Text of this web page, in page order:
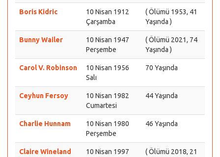
Boris Kidric
10 Nisan 1912
Çarşamba
( Ölümü 1953, 41
Yaşında )
Bunny Wailer
10 Nisan 1947
Perşembe
( Ölümü 2021, 74
Yaşında )
Carol V. Robinson
10 Nisan 1956
Salı
70 Yaşında
Ceyhun Fersoy
10 Nisan 1982
Cumartesi
44 Yaşında
Charlie Hunnam
10 Nisan 1980
Perşembe
46 Yaşında
Claire Wineland
10 Nisan 1997
( Ölümü 2018, 21